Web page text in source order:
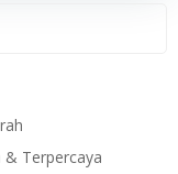
& Terpercaya